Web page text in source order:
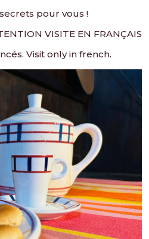
pour vous !
VISITE EN FRANÇAIS
Visit only in french.